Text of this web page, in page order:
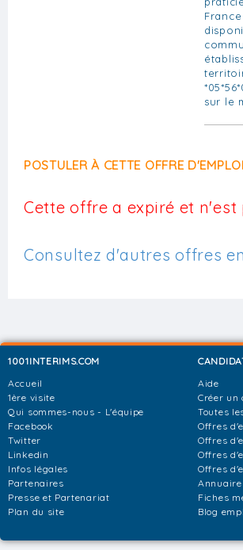
sur le
POSTULER À CETTE OFFRE
Cette offre a expiré et n'est
Consultez d'autres offres
1001INTERIMS.COM
Accueil
1ère visite
Qui sommes-nous - L'équipe
Facebook
Twitter
Linkedin
Infos légales
Partenaires
Presse et Partenariat
Plan du site
Aide
Créer un
Toutes
Offres
Offres
Offres
Offres
Fiches
Blog